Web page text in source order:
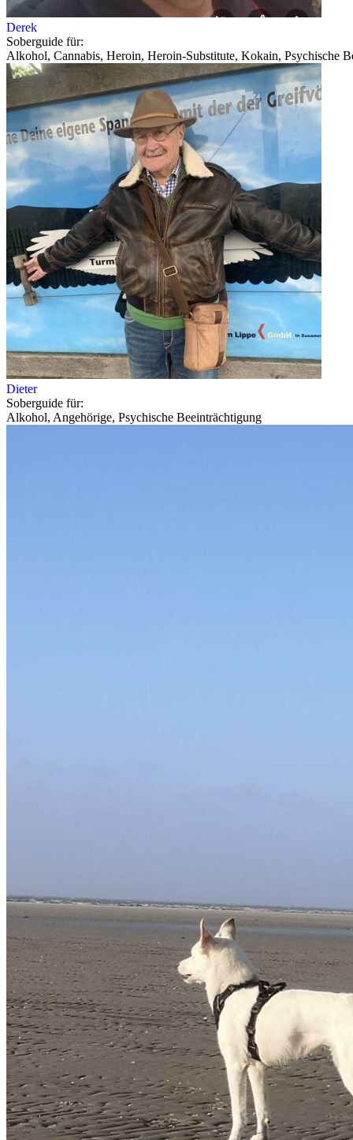
Derek
Soberguide für:
Alkohol, Cannabis, Heroin, Heroin-Substitute, Kokain, Psychische
Dieter
Soberguide für:
Alkohol, Angehörige, Psychische Beeinträchtigung